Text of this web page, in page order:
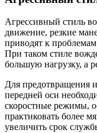
Агрессивный стиль
движение, резкие
приводят к
При таком стиле
большую нагрузку, а
Для предотвращения
передней оси
скоростные режимы,
практиковать более
увеличить срок